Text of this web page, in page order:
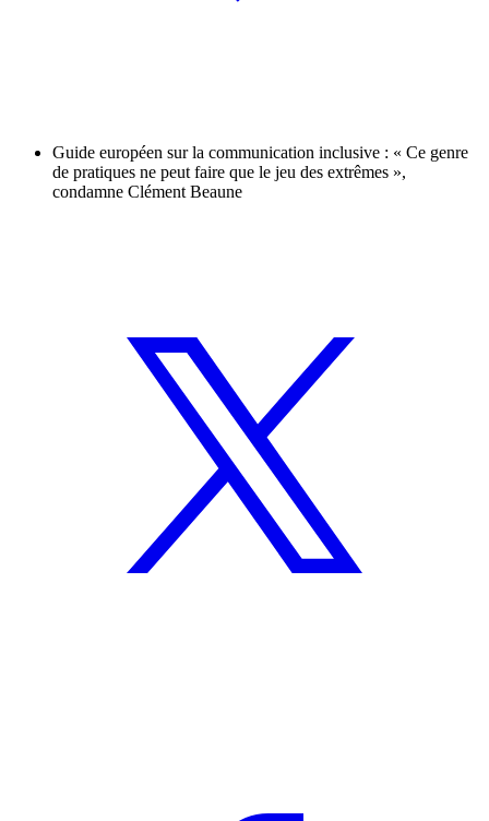
Guide européen sur la communication inclusive : « Ce genre
de pratiques ne peut faire que le jeu des extrêmes »,
condamne Clément Beaune